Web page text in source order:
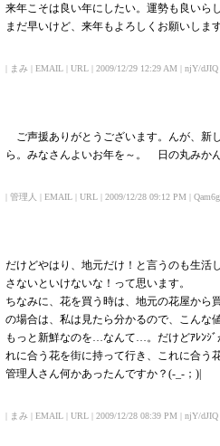
来年こそは良い年にしたい。運勢も良いら
まだ早いけど、来年もよろしくお願いしま
| まみ | EMAIL | URL | 2009/12/29 12:29 AM | njY/dJIQ
ご声援ありがとうございます。んが、新
ら。みなさんよいお年を～。 日の丸みかん
| 管理人 | EMAIL | URL | 2009/12/28 09:12 PM |
だけどやはり、地元だけ！と言うのも生活
さないといけないな！って思います。
ちなみに、花を買う時は、地元の花屋から
の場合は、私は見たら分かるので、こんな
もっと新鮮なのを…なんて…。だけどｱﾚﾝｼ
れに合う花を街に持って行き、これに合う
管理人さん何かあったんですか？(-_-；)|
| まみ | EMAIL | URL | 2009/12/28 08:39 PM | njY/dJIQ